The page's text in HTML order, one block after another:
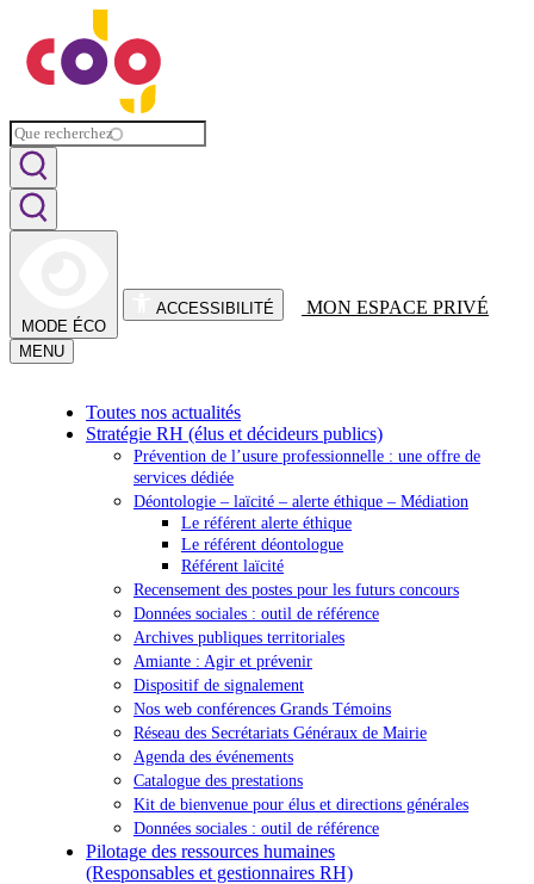
MODE ÉCO
ACCESSIBILITÉ MON ESPACE PRIVÉ
MENU
Toutes nos actualités
Stratégie RH (élus et décideurs publics)
Prévention de l’usure professionnelle : une offre de
services dédiée
Déontologie – laïcité – alerte éthique – Médiation
Le référent alerte éthique
Le référent déontologue
Référent laïcité
Recensement des postes pour les futurs concours
Données sociales : outil de référence
Archives publiques territoriales
Amiante : Agir et prévenir
Dispositif de signalement
Nos web conférences Grands Témoins
Réseau des Secrétariats Généraux de Mairie
Agenda des événements
Catalogue des prestations
Kit de bienvenue pour élus et directions générales
Données sociales : outil de référence
Pilotage des ressources humaines
(Responsables et gestionnaires RH)